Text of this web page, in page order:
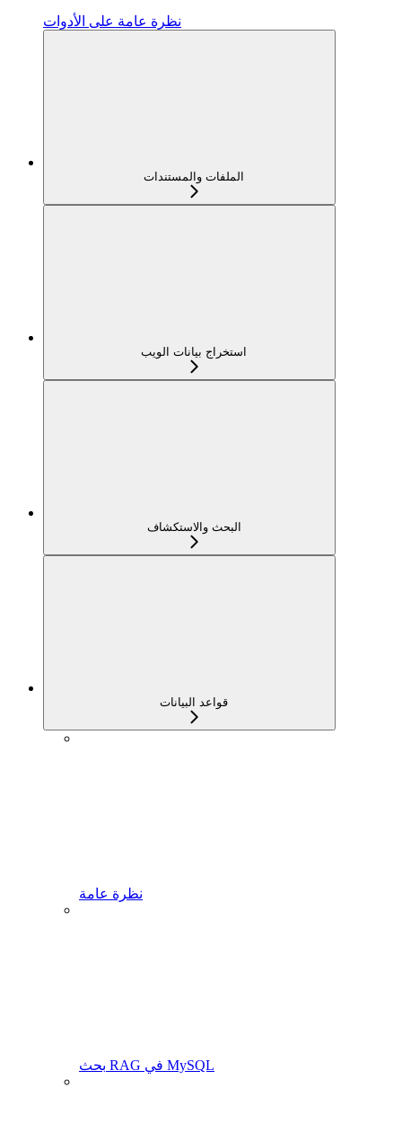
نظرة عامة على الأدوات
الملفات والمستندات
استخراج بيانات الويب
البحث والاستكشاف
قواعد البيانات
نظرة عامة
بحث RAG في MySQL